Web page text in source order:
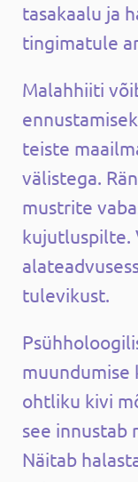
tasakaalu ja
tingimatule
Malahhiiti
teiste
välistega.
mustrite
kujutluspilte.
tulevikust.
muundumise
ohtliku kivi
see innustab
Näitab